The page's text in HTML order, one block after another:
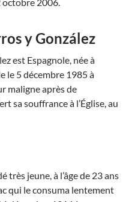
y González
est Espagnole, née à
le 5 décembre 1985 à
maligne après de
sa souffrance à l’Église, au
très jeune, à l’âge de 23 ans
qui le consuma lentement